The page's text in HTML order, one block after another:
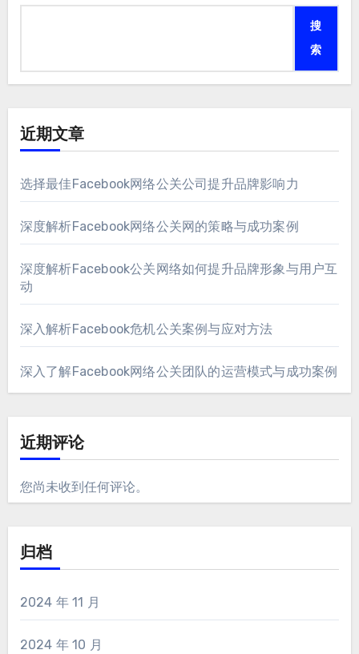
搜
索
近期文章
选择最佳Facebook网络公关公司提升品牌影响力
深度解析Facebook网络公关网的策略与成功案例
深度解析Facebook公关网络如何提升品牌形象与用户互
动
深入解析Facebook危机公关案例与应对方法
深入了解Facebook网络公关团队的运营模式与成功案例
近期评论
您尚未收到任何评论。
归档
2024 年 11 月
2024 年 10 月